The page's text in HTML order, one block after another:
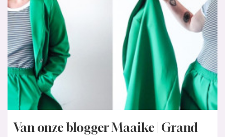
Van onze blogger Maaike | Grand